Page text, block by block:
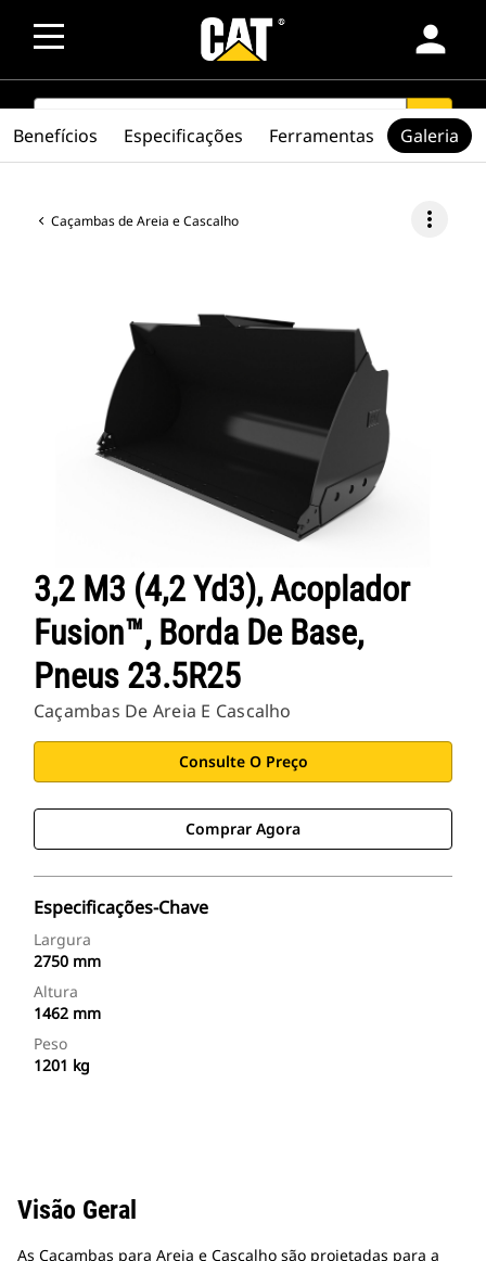
person
SEARCH search
Caçambas de Areia e Cascalho more_vert
3,2 M3 (4,2 Yd3), Acoplador
Fusion™, Borda De Base,
Pneus 23.5R25
Caçambas De Areia E Cascalho
Consulte O Preço
Comprar Agora
Especificações-Chave
Largura
2750 mm
Altura
1462 mm
Peso
1201 kg
Benefícios Especificações Ferramentas Galeria
Visão Geral
As Caçambas para Areia e Cascalho são projetadas para a